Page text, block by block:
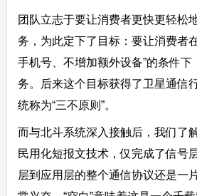
团队立志于要让消费者更快更轻松
务，为此定下了目标：要让消费者
手机号、不增加额外设备”的条件下
务。后来这个目标获得了卫星通信
统称为“三不原则”。
而与北斗系统深入接触后，我们了
民用化短报文技术，仅完成了信号
层到应用层的整个通信协议还是一